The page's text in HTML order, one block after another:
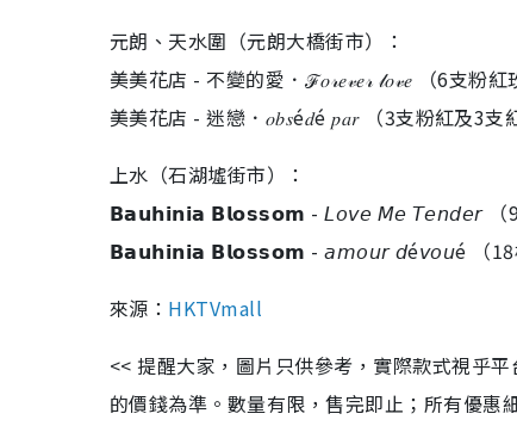
元朗、天水圍（元朗大橋街市）：
美美花店 - 不變的愛．ℱ𝑜𝓇𝑒𝓋𝑒𝓇 𝓁𝑜𝓋𝑒 （6支粉
美美花店 - 迷戀．𝑜𝑏𝑠é𝑑é 𝑝𝑎𝑟 （3支粉紅及3支
上水（石湖墟街市）：
𝗕𝗮𝘂𝗵𝗶𝗻𝗶𝗮 𝗕𝗹𝗼𝘀𝘀𝗼𝗺 - 𝘓𝘰𝘷𝘦 𝘔𝘦 𝘛𝘦𝘯𝘥𝘦𝘳 （9
𝗕𝗮𝘂𝗵𝗶𝗻𝗶𝗮 𝗕𝗹𝗼𝘀𝘀𝗼𝗺 - 𝘢𝘮𝘰𝘶𝘳 𝘥é𝘷𝘰𝘶é （18
來源： HKTVmall
<< 提醒大家，圖片只供參考，實際款式視乎
的價錢為準。數量有限，售完即止；所有優